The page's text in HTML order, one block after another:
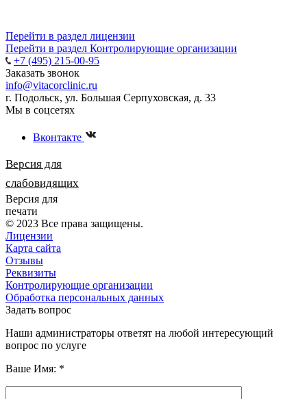
Перейти в раздел лицензии
Перейти в раздел Контролирующие организации
+7 (495) 215-00-95
Заказать звонок
info@vitacorclinic.ru
г. Подольск, ул. Большая Серпуховская, д. 33
Мы в соцсетях
Вконтакте
Версия для
слабовидящих
Версия для
печати
© 2023 Все права защищены.
Лицензии
Карта сайта
Отзывы
Реквизиты
Контролирующие организации
Обработка персональных данных
Задать вопрос
Наши администраторы ответят на любой интересующий
вопрос по услуге
Ваше Имя: *